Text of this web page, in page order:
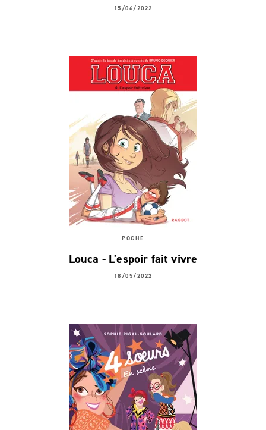
15/06/2022
POCHE
Louca - L'espoir fait vivre
18/05/2022